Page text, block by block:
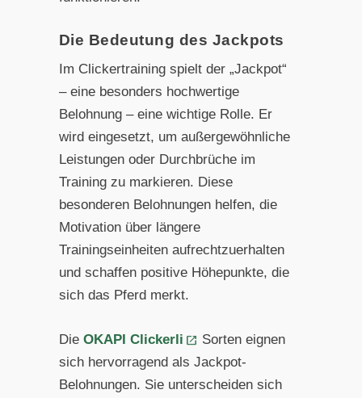
Die Bedeutung des Jackpots
Im Clickertraining spielt der „Jackpot“
– eine besonders hochwertige
Belohnung – eine wichtige Rolle. Er
wird eingesetzt, um außergewöhnliche
Leistungen oder Durchbrüche im
Training zu markieren. Diese
besonderen Belohnungen helfen, die
Motivation über längere
Trainingseinheiten aufrechtzuerhalten
und schaffen positive Höhepunkte, die
sich das Pferd merkt.
Die OKAPI Clickerli
Sorten eignen
sich hervorragend als Jackpot-
Belohnungen. Sie unterscheiden sich